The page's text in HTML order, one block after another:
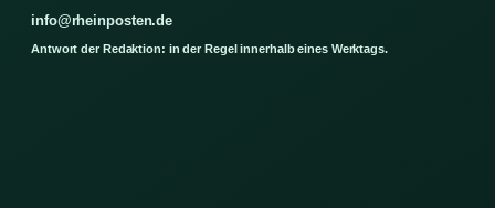
info@rheinposten.de
Antwort der Redaktion: in der Regel innerhalb eines Werktags.